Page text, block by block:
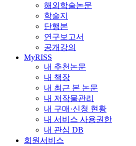
해외학술논문
학술지
단행본
연구보고서
공개강의
MyRISS
내 추천논문
내 책장
내 최근 본 논문
내 저작물관리
내 구매·신청 현황
내 서비스 사용권한
내 관심 DB
회원서비스